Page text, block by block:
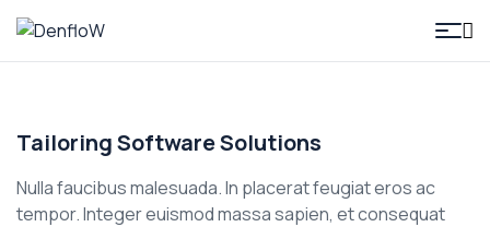
DenfloW
Tailoring Software Solutions
Nulla faucibus malesuada. In placerat feugiat eros ac
tempor. Integer euismod massa sapien, et consequat